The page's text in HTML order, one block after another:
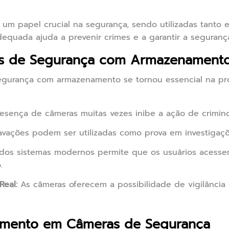
um papel crucial na segurança, sendo utilizadas tanto
ajuda a prevenir crimes e a garantir a
de Segurança com
com armazenamento se tornou essencial na
de câmeras muitas vezes inibe a ação de
podem ser utilizadas como prova em
sistemas modernos permite que os usuários
As câmeras oferecem a possibilidade de
em Câmeras de Segurança